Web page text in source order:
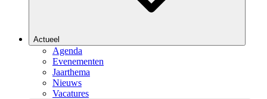
Actueel
Agenda
Evenementen
Jaarthema
Nieuws
Vacatures